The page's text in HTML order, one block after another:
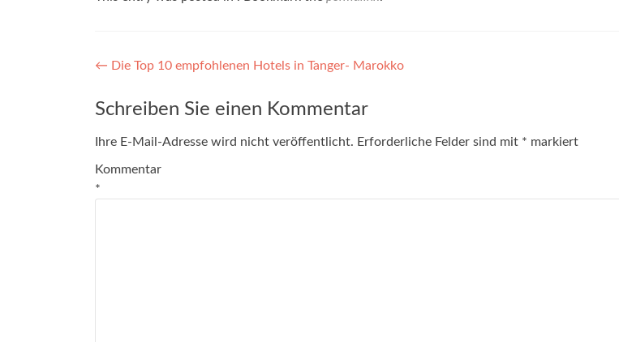
← Die Top 10 empfohlenen Hotels in Tanger- Marokko
Schreiben Sie einen Kommentar
Ihre E-Mail-Adresse wird nicht veröffentlicht. Erforderliche Felder sind mit * markiert
Kommentar
*